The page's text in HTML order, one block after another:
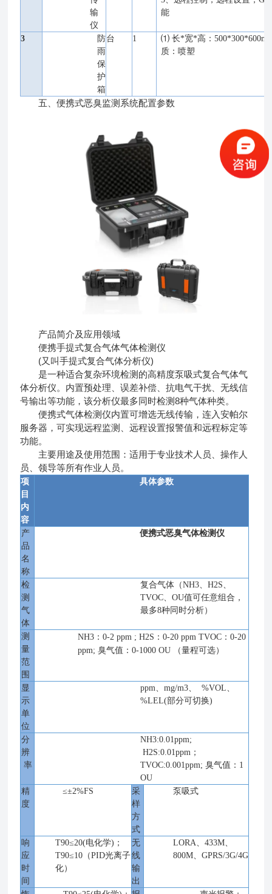
输
仪
能
3
防
雨
保
护
箱
台 1 ⑴ 长*宽*高：
质：喷塑
五、便携式恶臭监测系统配置参数
产品简介及应用领域
便携手提式复合气体气体检测仪
(又叫手提式复合气体分析仪)
是一种适合复杂环境检测的高精度泵吸式复合气体气
体分析仪。内置预处理、误差补偿、抗电气干扰、无线信
号输出等功能，该分析仪最多同时检测8种气体种类。
便携式气体检测仪内置可增选无线传输，连入安帕尔
服务器，可实现远程监测、远程设置报警值和远程标定等
功能。
主要用途及使用范围：适用于专业技术人员、操作人
员、领导等所有作业人员。
项
目
内
容
具体参数
产
品
名
称
便携式恶臭气体检测仪
检
测
气
体
复合气体（NH3、H2S、
TVOC、OU值可任意组合，
最多8种同时分析）
测
量
范
围
NH3：0-2 ppm ; H2S：0-20 ppm TVOC：0-20
ppm; 臭气值：0-1000 OU （量程可选）
显
示
单
位
ppm、mg/m3、 %VOL、
%LEL(部分可切换)
分
辨
率
NH3:0.01ppm;
H2S:0.01ppm；
TVOC:0.001ppm; 臭气值：1
OU
精
度
≤±2%FS
采
样
方
式
泵吸式
响
应
时
间
T90≤20(电化学)；
T90≤10（PID光离子
化）
无
线
输
出
LORA、433M、
800M、GPRS/3G/4G